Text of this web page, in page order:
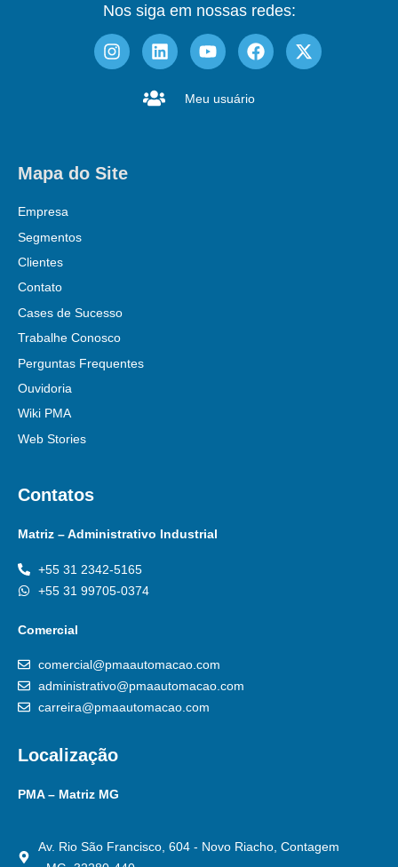
Nos siga em nossas redes:
Meu usuário
Mapa do Site
Empresa
Segmentos
Clientes
Contato
Cases de Sucesso
Trabalhe Conosco
Perguntas Frequentes
Ouvidoria
Wiki PMA
Web Stories
Contatos
Matriz – Administrativo Industrial
+55 31 2342-5165
+55 31 99705-0374
Comercial
comercial@pmaautomacao.com
administrativo@pmaautomacao.com
carreira@pmaautomacao.com
Localização
PMA – Matriz MG
Av. Rio São Francisco, 604 - Novo Riacho, Contagem